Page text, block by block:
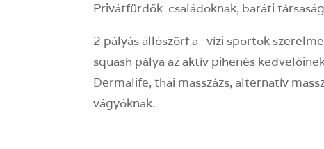
Privátfürdők családoknak, baráti
2 pályás állószörf a vízi sportok
squash pálya az aktív pihenés
Dermalife, thai masszázs, alternatív
vágyóknak.